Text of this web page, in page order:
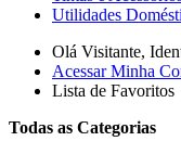
Utilidades
Olá Visitante,
Acessar Minha
Lista de Favoritos
Todas as Categorias